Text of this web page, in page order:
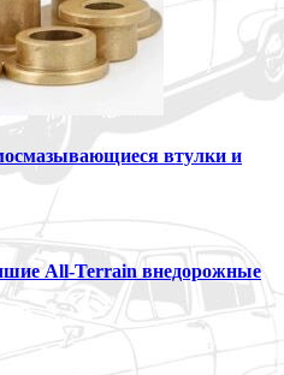
втулки и
All-Terrain внедорожные